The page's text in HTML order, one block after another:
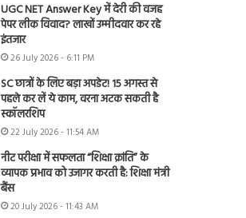
UGC NET Answer Key में देरी की वजह
पेपर लीक विवाद? लाखों उम्मीदवार कर रहे
इंतजार
26 July 2026 - 6:11 PM
SC छात्रों के लिए बड़ा अपडेट! 15 अगस्त से
पहले कर लें ये काम, वरना अटक सकती है
स्कॉलरशिप
22 July 2026 - 11:54 AM
नीट परीक्षा में सफलता “शिक्षा क्रांति” के
व्यापक प्रभाव को उजागर करती है: शिक्षा मंत्री
बैंस
20 July 2026 - 11:43 AM